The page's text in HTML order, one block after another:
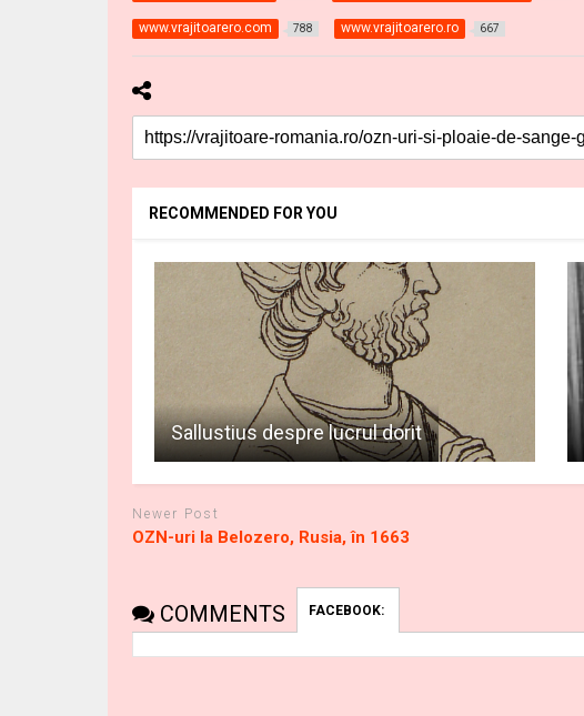
www.vrajitoarero.com 788 www.vrajitoarero.ro 667
RECOMMENDED FOR YOU
Sallustius despre lucrul dorit
Newer Post
OZN-uri la Belozero, Rusia, în 1663
COMMENTS FACEBOOK: